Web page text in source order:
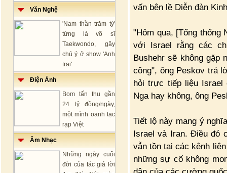
Văn Nghệ
'Nam thần trăm tỷ'
từng là võ sĩ
Taekwondo, gây
chú ý ở show 'Anh
trai'
Điện Ảnh
Bom tấn thu gần
24 tỷ đồng/ngày,
một mình oanh tạc
rạp Việt
Âm Nhạc
Những ngày cuối
đời của tác giả lời
vấn bên lề Diễn đàn
"Hôm qua, [Tổng thống
với Israel rằng các
Bushehr sẽ không gặp
công", ông Peskov trả
hỏi trực tiếp liệu Israel
Nga hay không, ông
Tiết lộ này mang ý
Israel và Iran. Điều đó
vẫn tồn tại các kênh
những sự cố không